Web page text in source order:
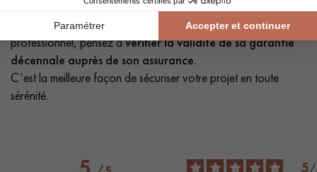
Ayez le bon réflexe !
Avant de confier vos travaux à un
professionnel, pensez àvérifier la validité de sa garantie
décennale auprès de son assurance.
C’est la meilleure façon de sécuriser votre projet en toute
sérénité.
5/